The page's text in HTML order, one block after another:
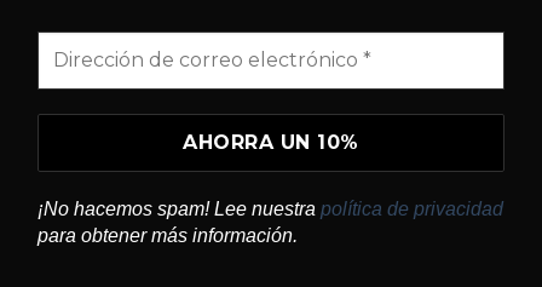
¡No hacemos spam! Lee nuestra política de privacidad
para obtener más información.
¿QUÉ PRODUCTOS TENÉIS?
¿DÓNDE PUEDO COMPRAR?